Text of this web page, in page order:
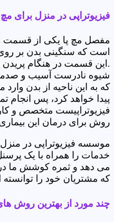
فیزیوتراپی در منزل برای مچ
مفصل مچ پا یکی از قسمت
است که سنگینی بدن بر
.این قسمت در هنگام پریدن
شیوه نادرست آسیب و
که به این ناحیه از بدن
پیدا خواهد کرد، پس انجام
فیزیوتراپیست متخصص و
روش برای درمان این
موسسه فیزیوتراپی در منزل
خدمات را همراه با یک
می دهد و ثمره کوشش ما
که مشتریان خود را
چند مورد از بهترین روش